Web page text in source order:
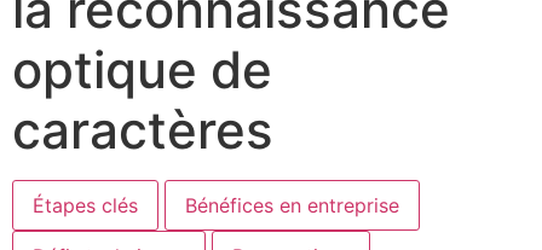
optique de
caractères
Étapes clés Bénéfices en entreprise